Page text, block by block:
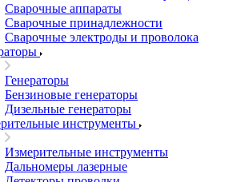
Сварочные аппараты
Сварочные принадлежности
Сварочные электроды и проволока
Генераторы
Бензиновые генераторы
Дизельные генераторы
инструменты
Измерительные инструменты
Дальномеры лазерные